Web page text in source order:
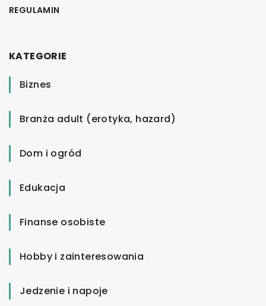
REGULAMIN
KATEGORIE
Biznes
Branża adult (erotyka, hazard)
Dom i ogród
Edukacja
Finanse osobiste
Hobby i zainteresowania
Jedzenie i napoje